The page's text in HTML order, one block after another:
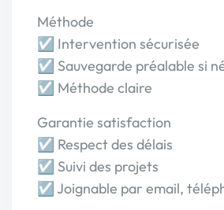
Méthode
☑ Intervention sécurisée
☑ Sauvegarde préalable si
☑ Méthode claire
Garantie satisfaction
☑ Respect des délais
☑ Suivi des projets
☑ Joignable par email,